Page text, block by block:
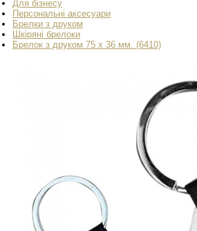
Для бізнесу
Персональні аксесуари
Брелки з друком
Шкіряні брелоки
Брелок з друком 75 х 36 мм. (6410)